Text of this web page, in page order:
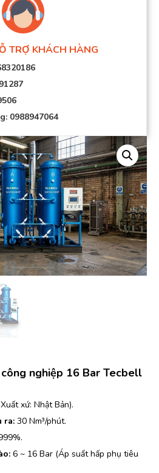
TRỢ KHÁCH HÀNG
0988947064
nghiệp 16 Bar Tecbell
xứ: Nhật Bản).
ra: 30 Nm³/phút.
6 ~ 16 Bar (Áp suất hấp phụ tiêu